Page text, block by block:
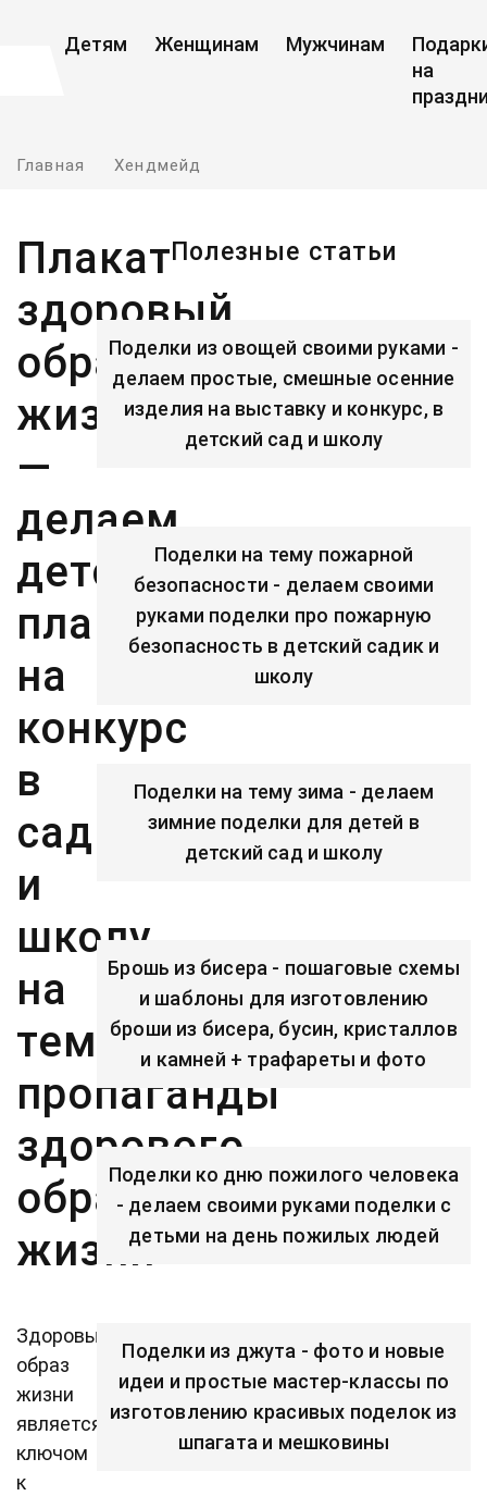
Детям Женщинам Мужчинам
на
Главная Хендмейд
Плакат
здоровый
образ
жизни
—
делаем
детские
плакаты
на
конкурс
в
садик
и
школу
на
тему
пропаганды
здорового
образа
жизни
Здоровый
образ
жизни
является
ключом
к
Полезные статьи
Поделки из овощей своими руками -
делаем простые, смешные осенние
изделия на выставку и конкурс, в
детский сад и школу
Поделки на тему пожарной
безопасности - делаем своими
руками поделки про пожарную
безопасность в детский садик и
школу
Поделки на тему зима - делаем
зимние поделки для детей в
детский сад и школу
Брошь из бисера - пошаговые схемы
и шаблоны для изготовлению
броши из бисера, бусин, кристаллов
и камней + трафареты и фото
Поделки ко дню пожилого человека
- делаем своими руками поделки с
детьми на день пожилых людей
Поделки из джута - фото и новые
идеи и простые мастер-классы по
изготовлению красивых поделок из
шпагата и мешковины